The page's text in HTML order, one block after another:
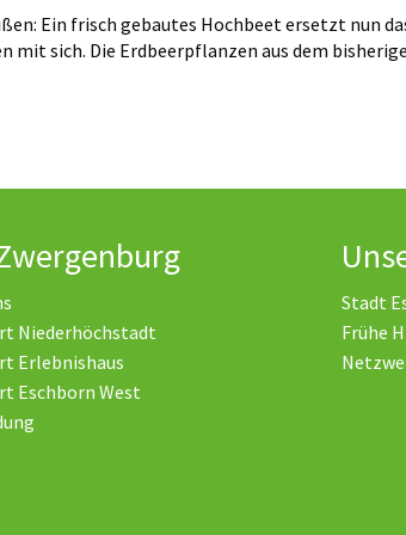
Ein frisch gebautes Hochbeet ersetzt nun
mit sich. Die Erdbeerpflanzen aus dem
Niederhöchstadt
Erlebnishaus
Eschborn West
Stadt
Frühe